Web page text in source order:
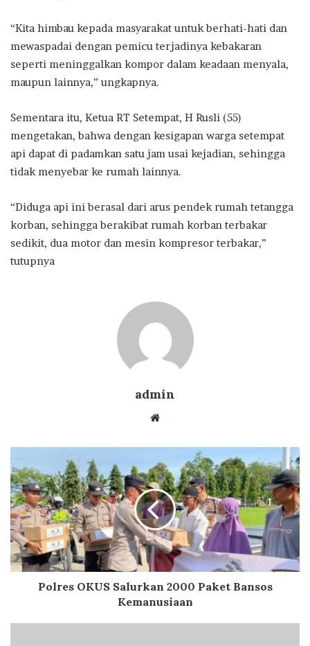
“Kita himbau kepada masyarakat untuk berhati-hati dan
mewaspadai dengan pemicu terjadinya kebakaran
seperti meninggalkan kompor dalam keadaan menyala,
maupun lainnya,” ungkapnya.
Sementara itu, Ketua RT Setempat, H Rusli (55)
mengetakan, bahwa dengan kesigapan warga setempat
api dapat di padamkan satu jam usai kejadian, sehingga
tidak menyebar ke rumah lainnya.
“Diduga api ini berasal dari arus pendek rumah tetangga
korban, sehingga berakibat rumah korban terbakar
sedikit, dua motor dan mesin kompresor terbakar,”
tutupnya
admin
Website
Polres OKUS Salurkan 2000 Paket Bansos
Kemanusiaan